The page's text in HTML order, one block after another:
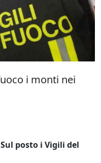
i monti nei
posto i Vigili del